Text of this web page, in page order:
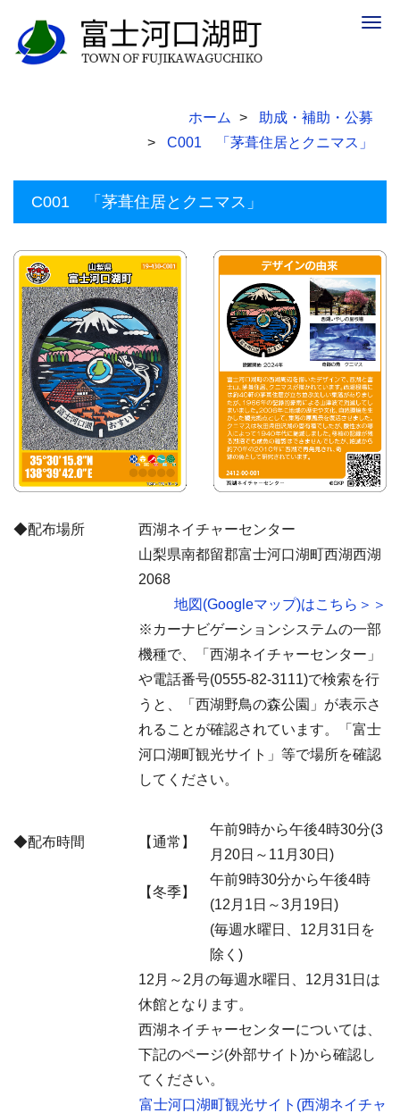
ホーム
助成・補助・公募
C001 「茅葺住居とクニマス」
C001 「茅葺住居とクニマス」
◆配布場所
西湖ネイチャーセンター
山梨県南都留郡富士河口湖町西湖西湖
2068
地図(Googleマップ)はこちら＞＞
※カーナビゲーションシステムの一部
機種で、「西湖ネイチャーセンター」
や電話番号(0555-82-3111)で検索を行
うと、「西湖野鳥の森公園」が表示さ
れることが確認されています。「富士
河口湖町観光サイト」等で場所を確認
してください。
◆配布時間 【通常】
午前9時から午後4時30分(3
月20日～11月30日)
【冬季】
午前9時30分から午後4時
(12月1日～3月19日)
(毎週水曜日、12月31日を
除く)
12月～2月の毎週水曜日、12月31日は
休館となります。
西湖ネイチャーセンターについては、
下記のページ(外部サイト)から確認し
てください。
富士河口湖町観光サイト(西湖ネイチャ